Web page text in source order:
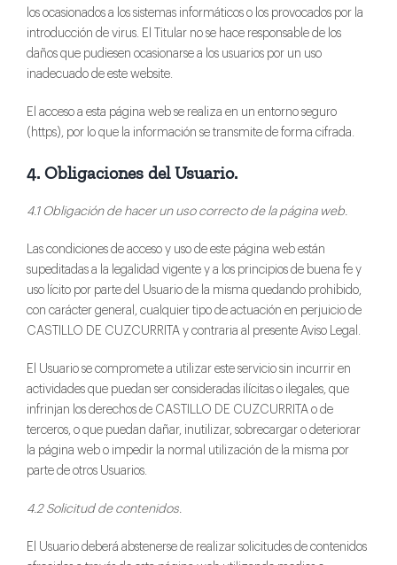
los ocasionados a los sistemas informáticos o los provocados por la
introducción de virus. El Titular no se hace responsable de los
daños que pudiesen ocasionarse a los usuarios por un uso
inadecuado de este website.
El acceso a esta página web se realiza en un entorno seguro
(https), por lo que la información se transmite de forma cifrada.
4. Obligaciones del Usuario.
4.1 Obligación de hacer un uso correcto de la página web.
Las condiciones de acceso y uso de este página web están
supeditadas a la legalidad vigente y a los principios de buena fe y
uso lícito por parte del Usuario de la misma quedando prohibido,
con carácter general, cualquier tipo de actuación en perjuicio de
CASTILLO DE CUZCURRITA y contraria al presente Aviso Legal.
El Usuario se compromete a utilizar este servicio sin incurrir en
actividades que puedan ser consideradas ilícitas o ilegales, que
infrinjan los derechos de CASTILLO DE CUZCURRITA o de
terceros, o que puedan dañar, inutilizar, sobrecargar o deteriorar
la página web o impedir la normal utilización de la misma por
parte de otros Usuarios.
4.2 Solicitud de contenidos.
El Usuario deberá abstenerse de realizar solicitudes de contenidos